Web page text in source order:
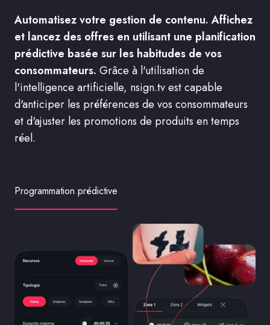
Automatisez votre gestion de contenu. Affichez
et lancez des offres en utilisant une planification
prédictive basée sur les habitudes de vos
consommateurs. Grâce à l'utilisation de
l'intelligence artificielle, nsign.tv est capable
d'anticiper les préférences de vos consommateurs
et d'ajuster les promotions de produits en temps
réel.
Programmation prédictive